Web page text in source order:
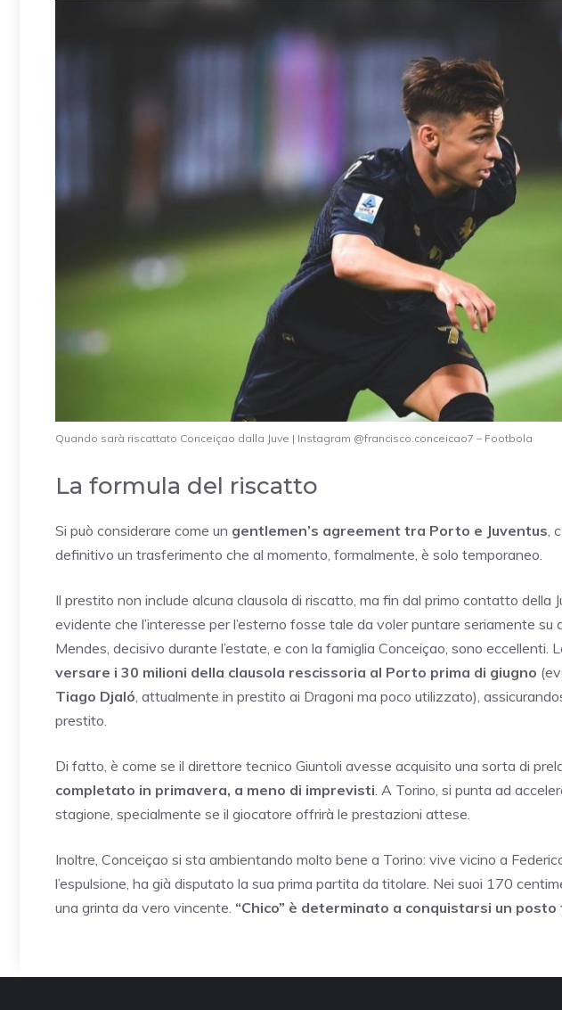
Quando sarà riscattato Conceiçao dalla Juve | Instagram @francisco.conceicao7 – Footbola
La formula del riscatto
Si può considerare come un gentlemen’s agreement tra Porto e Juventus,
definitivo un trasferimento che al momento, formalmente, è solo temporaneo.
Il prestito non include alcuna clausola di riscatto, ma fin dal primo contatto della
evidente che l’interesse per l’esterno fosse tale da voler puntare seriamente su
Mendes, decisivo durante l’estate, e con la famiglia Conceiçao, sono eccellenti.
versare i 30 milioni della clausola rescissoria al Porto prima di giugno
Tiago Djaló, attualmente in prestito ai Dragoni ma poco utilizzato),
prestito.
Di fatto, è come se il direttore tecnico Giuntoli avesse acquisito una sorta di
completato in primavera, a meno di imprevisti. A Torino, si punta ad
stagione, specialmente se il giocatore offrirà le prestazioni attese.
Inoltre, Conceiçao si sta ambientando molto bene a Torino: vive vicino a
l’espulsione, ha già disputato la sua prima partita da titolare. Nei suoi 170
una grinta da vero vincente. “Chico” è determinato a conquistarsi un posto